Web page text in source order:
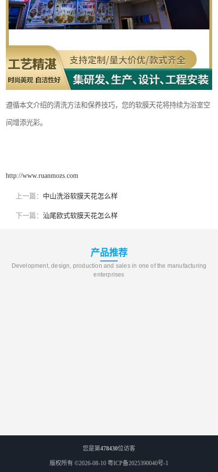
遵循本文介绍的清洗方法和保养技巧，您的软膜天花将持续为浴室空
间增添光彩。
http://www.ruanmozs.com
上一篇： 中山洗浴软膜天花怎么样
下一篇： 汕尾欧式软膜天花怎么样
产品推荐
Development, design, production and sales in one of the manufacturing
enterprises
您是第478430位访客
版权所有 ©2026-08-10 粤ICP备2025390040号-1